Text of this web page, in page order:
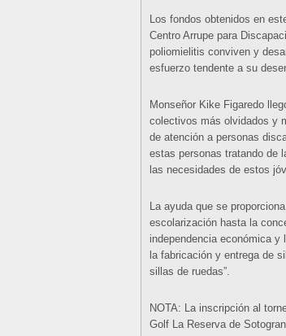
Los fondos obtenidos en
Centro Arrupe para
poliomielitis conviven y
esfuerzo tendente a su
Monseñor Kike Figaredo
colectivos más olvidados y
de atención a personas
estas personas tratando de
las necesidades de estos
La ayuda que se
escolarización hasta la
independencia económica
la fabricación y entrega de
sillas de ruedas”.
NOTA: La inscripción al
Golf La Reserva de